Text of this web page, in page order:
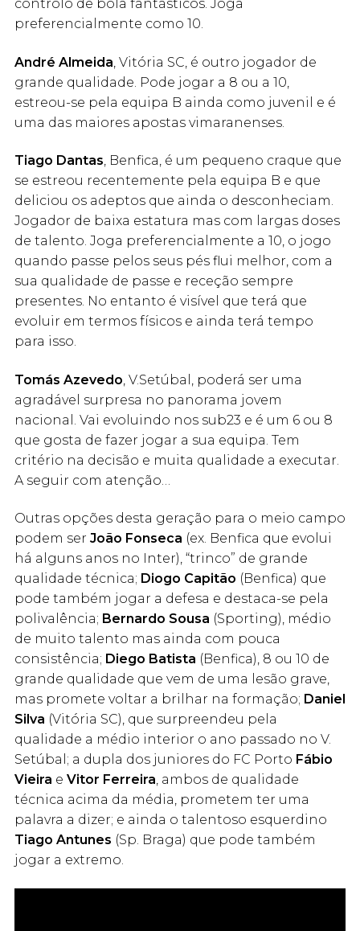
controlo de bola fantásticos. Joga
preferencialmente como 10.
André Almeida , Vitória SC, é outro jogador de
grande qualidade. Pode jogar a 8 ou a 10,
estreou-se pela equipa B ainda como juvenil e é
uma das maiores apostas vimaranenses.
Tiago Dantas, Benfica, é um pequeno craque que
se estreou recentemente pela equipa B e que
deliciou os adeptos que ainda o desconheciam.
Jogador de baixa estatura mas com largas doses
de talento. Joga preferencialmente a 10, o jogo
quando passe pelos seus pés flui melhor, com a
sua qualidade de passe e receção sempre
presentes. No entanto é visível que terá que
evoluir em termos físicos e ainda terá tempo
para isso.
Tomás Azevedo , V.Setúbal, poderá ser uma
agradável surpresa no panorama jovem
nacional. Vai evoluindo nos sub23 e é um 6 ou 8
que gosta de fazer jogar a sua equipa. Tem
critério na decisão e muita qualidade a executar.
A seguir com atenção…
Outras opções desta geração para o meio campo
podem ser João Fonseca (ex. Benfica que evolui
há alguns anos no Inter), “trinco” de grande
qualidade técnica; Diogo Capitão (Benfica) que
pode também jogar a defesa e destaca-se pela
polivalência; Bernardo Sousa (Sporting), médio
de muito talento mas ainda com pouca
consistência; Diego Batista (Benfica), 8 ou 10 de
grande qualidade que vem de uma lesão grave,
mas promete voltar a brilhar na formação; Daniel
Silva (Vitória SC), que surpreendeu pela
qualidade a médio interior o ano passado no V.
Setúbal; a dupla dos juniores do FC Porto Fábio
Vieira e Vitor Ferreira, ambos de qualidade
técnica acima da média, prometem ter uma
palavra a dizer; e ainda o talentoso esquerdino
Tiago Antunes (Sp. Braga) que pode também
jogar a extremo.